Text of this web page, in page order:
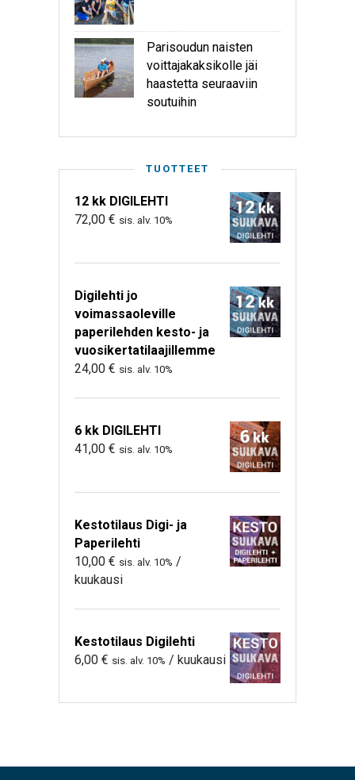
Parisoudun naisten
voittajakaksikolle jäi
haastetta seuraaviin
soutuihin
TUOTTEET
12 kk DIGILEHTI
72,00 € sis. alv. 10%
Digilehti jo
voimassaoleville
paperilehden kesto- ja
vuosikertatilaajillemme
24,00 € sis. alv. 10%
6 kk DIGILEHTI
41,00 € sis. alv. 10%
Kestotilaus Digi- ja
Paperilehti
10,00 € sis. alv. 10% /
kuukausi
Kestotilaus Digilehti
6,00 € sis. alv. 10% / kuukausi